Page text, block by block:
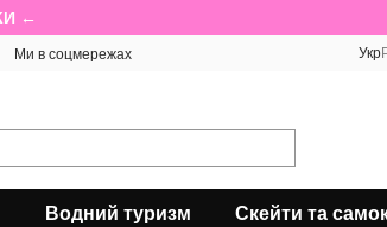
←
Ми в соцмережах
Укр
Водний туризм Скейти та